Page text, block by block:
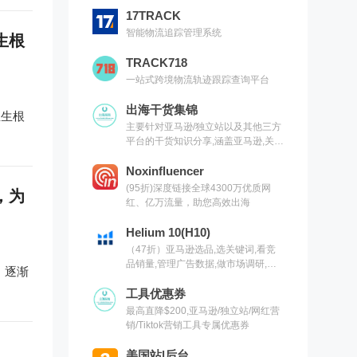
根
根
为
逐渐
17TRACK
智能物流追踪管理系统
TRACK718
一站式跨境物流轨迹跟踪查询平台
出海干货集锦
主要针对亚马逊/独立站以及其他三方
平台的干货知识分享,涵盖亚马逊,关键
具以及出海干货集锦,欢迎关注
Noxinfluencer
(95折)深度链接全球4300万优质网
红、亿万流量，助您高效出海
Helium 10(H10)
（47折）亚马逊选品,选关键词,看竞
品销量,管理广告数据,做市场调研,有
工具优惠券
最高直降$200,亚马逊/独立站/网红营
销/Tiktok营销工具专属优惠券